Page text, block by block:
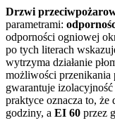
Drzwi
parametrami:
odporności ogniowej
po tych literach
wytrzyma działanie
możliwości przenikania
gwarantuje
praktyce oznacza to, że
godziny, a EI 60 przez